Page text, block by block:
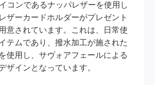
コンであるナッパレザーを使用し
ザーカードホルダーがプレゼント
意されています。これは、日常使
テムであり、撥水加工が施された
使用し、サヴォアフェールによる
ザインとなっています。